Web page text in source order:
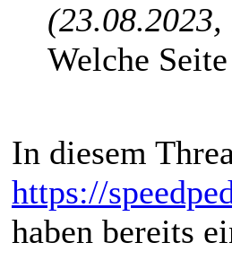
Welche
In diesem
https://
haben bereits